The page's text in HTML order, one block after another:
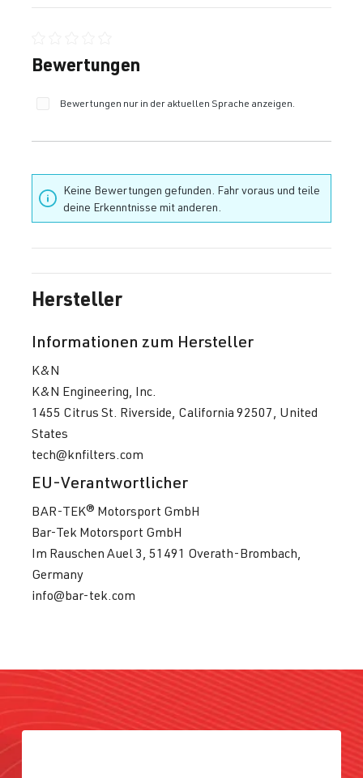
Durchschnittliche Bewertung von 0 von 5 Sternen
Bewertungen
Bewertungen nur in der aktuellen Sprache anzeigen.
Keine Bewertungen gefunden. Fahr voraus und teile
deine Erkenntnisse mit anderen.
Hersteller
Informationen zum Hersteller
K&N
K&N Engineering, Inc.
1455 Citrus St. Riverside, California 92507, United
States
tech@knfilters.com
EU-Verantwortlicher
BAR-TEK® Motorsport GmbH
Bar-Tek Motorsport GmbH
Im Rauschen Auel 3, 51491 Overath-Brombach,
Germany
info@bar-tek.com